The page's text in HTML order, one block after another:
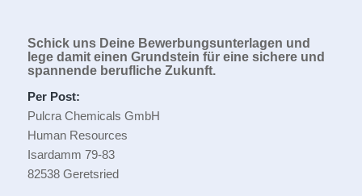
Schick uns Deine Bewerbungsunterlagen und
lege damit einen Grundstein für eine sichere und
spannende berufliche Zukunft.
Per Post:
Pulcra Chemicals GmbH
Human Resources
Isardamm 79-83
82538 Geretsried